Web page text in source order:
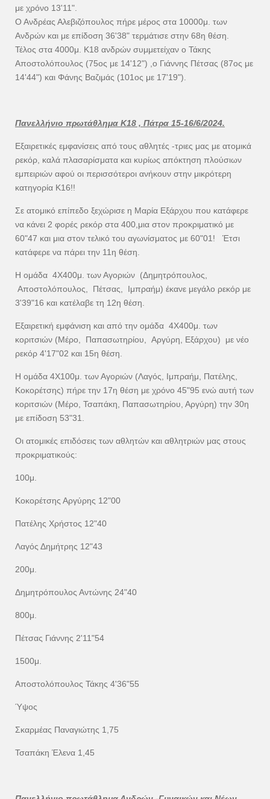
με χρόνο 13'11".
Ο Ανδρέας Αλεβιζόπουλος πήρε μέρος στα 10000μ. των
Ανδρών και με επίδοση 36'38" τερμάτισε στην 68η θέση.
Τέλος στα 4000μ. Κ18 ανδρών συμμετείχαν ο Τάκης
Αποστολόπουλος (75ος με 14'12") ,ο Γιάννης Πέτσας (87ος με
14'44") και Φάνης Βαζιμάς (101ος με 17'19").
Πανελλήνιο πρωτάθλημα Κ18 , Πάτρα 15-16/6/2024.
Εξαιρετικές εμφανίσεις από τους αθλητές -τριες μας με ατομικά
ρεκόρ, καλά πλασαρίσματα και κυρίως απόκτηση πλούσιων
εμπειριών αφού οι περισσότεροι ανήκουν στην μικρότερη
κατηγορία Κ16!!
Σε ατομικό επίπεδο ξεχώρισε η Μαρία Εξάρχου που κατάφερε
να κάνει 2 φορές ρεκόρ στα 400,μια στον προκριματικό με
60"47 και μια στον τελικό του αγωνίσματος με 60"01! Έτσι
κατάφερε να πάρει την 11η θέση.
Η ομάδα 4Χ400μ. των Αγοριών (Δημητρόπουλος,
Αποστολόπουλος, Πέτσας, Ιμπραήμ) έκανε μεγάλο ρεκόρ με
3'39"16 και κατέλαβε τη 12η θέση.
Εξαιρετική εμφάνιση και από την ομάδα 4Χ400μ. των
κοριτσιών (Μέρο, Παπασωτηρίου, Αργύρη, Εξάρχου) με νέο
ρεκόρ 4'17"02 και 15η θέση.
Η ομάδα 4Χ100μ. των Αγοριών (Λαγός, Ιμπραήμ, Πατέλης,
Κοκορέτσης) πήρε την 17η θέση με χρόνο 45"95 ενώ αυτή των
κοριτσιών (Μέρο, Τσαπάκη, Παπασωτηρίου, Αργύρη) την 30η
με επίδοση 53"31.
Οι ατομικές επιδόσεις των αθλητών και αθλητριών μας στους
προκριματικούς:
100μ.
Κοκορέτσης Αργύρης 12"00
Πατέλης Χρήστος 12"40
Λαγός Δημήτρης 12"43
200μ.
Δημητρόπουλος Αντώνης 24"40
800μ.
Πέτσας Γιάννης 2'11"54
1500μ.
Αποστολόπουλος Τάκης 4'36"55
Ύψος
Σκαρμέας Παναγιώτης 1,75
Τσαπάκη Έλενα 1,45